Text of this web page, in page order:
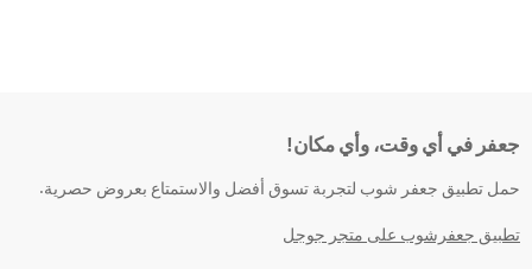
جعفر في أي وقت، وأي مكان!
حمل تطبيق جعفر شوب لتجربة تسوق أفضل والاستمتاع بعروض حصرية.
تطبيق جعفرشوب على متجر جوجل